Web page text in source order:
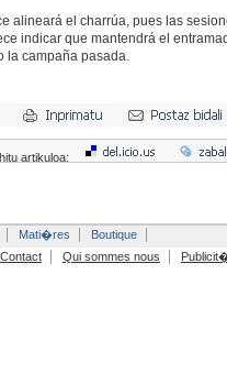
alineará el charrúa, pues las
indicar que mantendrá el
la campaña pasada.
artikuloa:
Mati�res
Boutique
Contact Qui sommes nous